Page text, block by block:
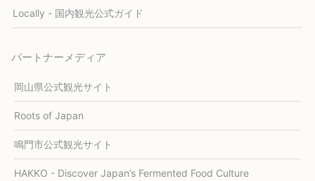
Locally - 国内観光公式ガイド
パートナーメディア
岡山県公式観光サイト
Roots of Japan
鳴門市公式観光サイト
HAKKO - Discover Japan’s Fermented Food Culture